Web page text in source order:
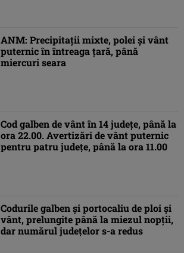
ANM: Precipitaţii mixte, polei şi vânt
puternic în întreaga ţară, până
miercuri seara
Cod galben de vânt în 14 judeţe, până la
ora 22.00. Avertizări de vânt puternic
pentru patru judeţe, până la ora 11.00
Codurile galben şi portocaliu de ploi şi
vânt, prelungite până la miezul nopţii,
dar numărul judeţelor s-a redus